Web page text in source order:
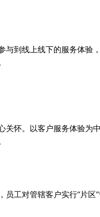
到线上线下的服务体验
怀。以客户服务体验为
工对管辖客户实行“片